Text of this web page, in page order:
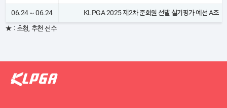
06.24 ~ 06.24 KLPGA 2025 제2차 준회원 선발 실기평가 예선 A조
★ : 초청, 추천 선수